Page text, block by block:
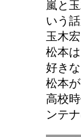
嵐と
いう話
玉木
松本
好き
松本
高校
ンテ